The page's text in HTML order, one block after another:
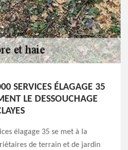
SERVICES ÉLAGAGE 35
LE DESSOUCHAGE
élagage 35 se met à la
de terrain et de jardin